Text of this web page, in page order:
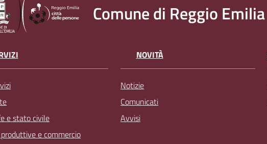
Comune di Reggio Emilia
e stato civile
e commercio
NOVITÀ
Notizie
Comunicati
Avvisi